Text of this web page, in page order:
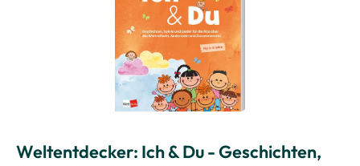
Weltentdecker: Ich & Du - Geschichten,